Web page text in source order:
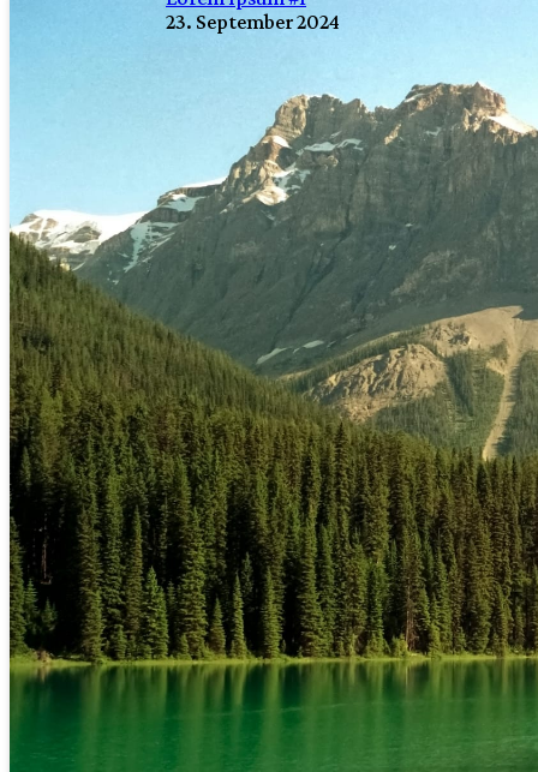
23. September 2024